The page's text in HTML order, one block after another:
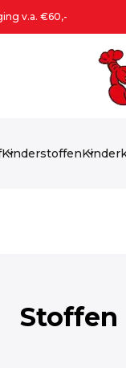
v.a. €60,-
Kinderstoffen
Stoffen